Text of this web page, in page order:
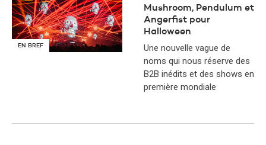
EN BREF
Mushroom, Pendulum et
Angerfist pour
Halloween
Une nouvelle vague de
noms qui nous réserve des
B2B inédits et des shows en
première mondiale